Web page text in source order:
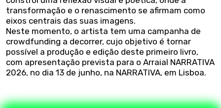
transformação e o renascimento se afirmam como
eixos centrais das suas imagens.
Neste momento, o artista tem uma campanha de
crowdfunding a decorrer, cujo objetivo é tornar
possível a produção e edição deste primeiro livro,
com apresentação prevista para o Arraial NARRATIVA
2026, no dia 13 de junho, na NARRATIVA, em Lisboa.